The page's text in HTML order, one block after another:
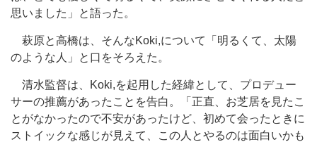
思いました」と語った。
萩原と高橋は、そんなKoki,について「明るくて、太陽
のような人」と口をそろえた。
清水監督は、Koki,を起用した経緯として、プロデュー
サーの推薦があったことを告白。「正直、お芝居を見たこ
とがなかったので不安があったけど、初めて会ったときに
ストイックな感じが見えて、この人とやるのは面白いかも